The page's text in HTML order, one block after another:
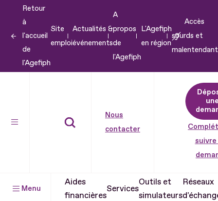
contenu
Retour
à
l'accueil
de
l'Agefiph
Site
emploi
Actualités &
événements
A
propos
de
l'Agefiph
L'Agefiph
en région
Accès
sourds et
Nous
contacter
suivre
Menu
Aides
financières
Services
Outils et
simulateurs
Réseaux